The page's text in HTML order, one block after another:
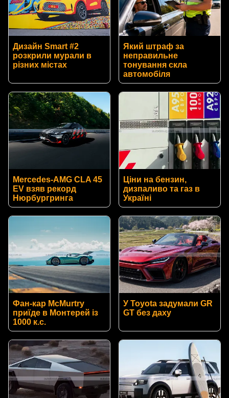
Дизайн Smart #2
розкрили мурали в
різних містах
Який штраф за
неправильне
тонування скла
автомобіля
Mercedes-AMG CLA 45
EV взяв рекорд
Нюрбургринга
Ціни на бензин,
дизпаливо та газ в
Україні
Фан-кар McMurtry
приїде в Монтерей із
1000 к.с.
У Toyota задумали GR
GT без даху